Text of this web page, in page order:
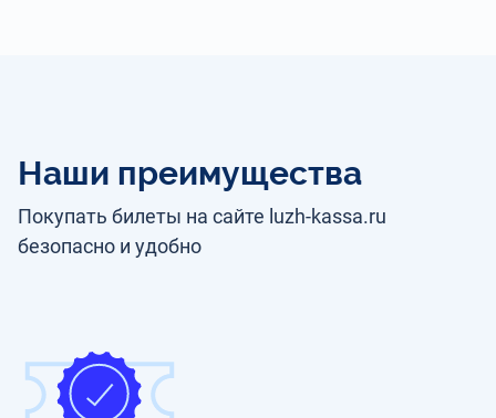
Наши преимущества
Покупать билеты на сайте luzh-kassa.ru
безопасно и удобно